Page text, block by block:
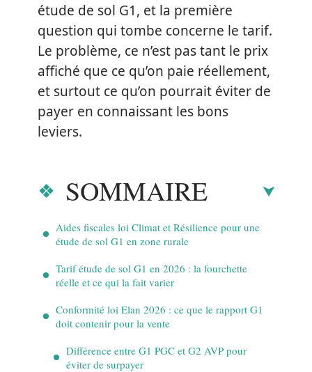
étude de sol G1, et la première
question qui tombe concerne le tarif.
Le problème, ce n’est pas tant le prix
affiché que ce qu’on paie réellement,
et surtout ce qu’on pourrait éviter de
payer en connaissant les bons
leviers.
SOMMAIRE
Aides fiscales loi Climat et Résilience pour une
étude de sol G1 en zone rurale
Tarif étude de sol G1 en 2026 : la fourchette
réelle et ce qui la fait varier
Conformité loi Elan 2026 : ce que le rapport G1
doit contenir pour la vente
Différence entre G1 PGC et G2 AVP pour
éviter de surpayer